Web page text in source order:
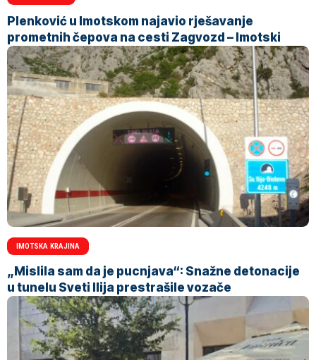
Plenković u Imotskom najavio rješavanje
prometnih čepova na cesti Zagvozd – Imotski
IMOTSKA KRAJINA
„Mislila sam da je pucnjava“: Snažne detonacije
u tunelu Sveti Ilija prestrašile vozače